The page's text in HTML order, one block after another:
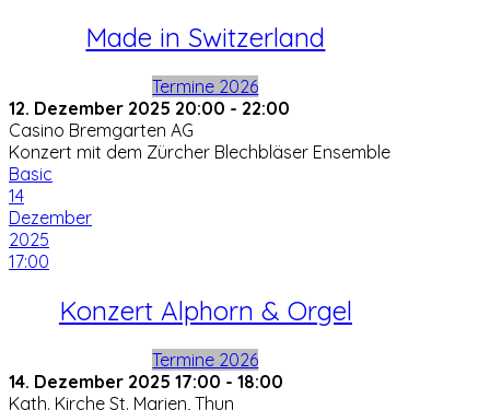
Made in Switzerland
Termine 2026
12. Dezember 2025 20:00 - 22:00
Casino Bremgarten AG
Konzert mit dem Zürcher Blechbläser Ensemble
Basic
14
Dezember
2025
17:00
Konzert Alphorn & Orgel
Termine 2026
14. Dezember 2025 17:00 - 18:00
Kath. Kirche St. Marien, Thun